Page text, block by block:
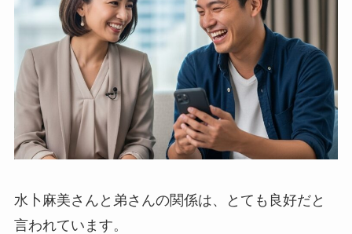
水卜麻美さんと弟さんの関係は、とても良好だと
言われています。